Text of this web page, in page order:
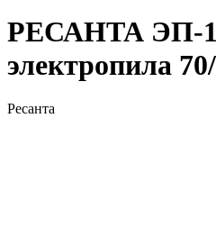
РЕСАНТА ЭП-
электропила
Ресанта